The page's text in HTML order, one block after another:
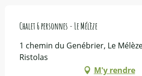
Chalet 6 personnes - Le Mélèze
1 chemin du Genébrier, Le
Ristolas
M'y rendre